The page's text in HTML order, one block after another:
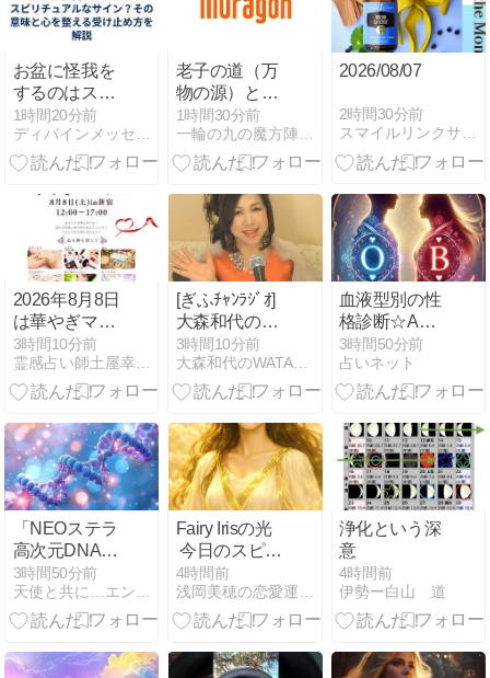
お盆に怪我を
するのはスピ
リチュアルな
サイン？その
意味と心を整
方を解説
1時間20分前
ディバインメッセージ｜スピリチュアルな意味を解説
老子の道（万
物の源）と徳
第７０章 わが
言は甚(はな
は)だ知り易く
グレー（分子
波動・中庸・
中道）から白
（量子波動・
中性子）に移
行する
1時間30分前
一輪の九の魔方陣「老子の道と徳（言霊の経綸）」の花が咲く
2026/08/07
2時間30分前
スマイルリンクサロン ミューズデュオ
2026年8月8日
は華やぎマル
シェに出演し
ます
3時間10分前
霊感占い師土屋幸宏のブログ
[ぎふﾁｬﾝﾗｼﾞｵ]
大森和代の生
きてるだけで
まるもうけ
(8/1放送分)
3時間10分前
大森和代のWATARASEまっせ！！
血液型別の性
格診断☆A
型・B型・O
型・AB型の特
徴と隠れた一
3時間50分前
占いネット
「NEOステラ
高次元DNAコ
ード全部入れ
ます」のご感
想
3時間50分前
天使と共に…エンジェルカウンセラー 聖蓮
Fairy Irisの光
今日のスピリ
チュアルメッ
セージ
4時間前
浅岡美穂の恋愛運UPしま専科 Be happy tog…
浄化という深
意
4時間前
伊勢ー白山 道